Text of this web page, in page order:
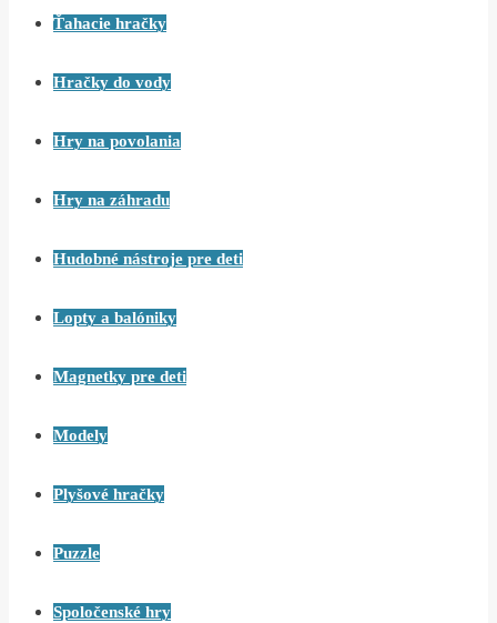
Ťahacie hračky
Hračky do vody
Hry na povolania
Hry na záhradu
Hudobné nástroje pre deti
Lopty a balóniky
Magnetky pre deti
Modely
Plyšové hračky
Puzzle
Spoločenské hry